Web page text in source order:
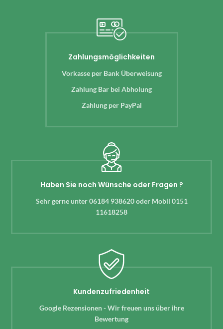
Zahlungsmöglichkeiten
Vorkasse per Bank Überweisung
Zahlung Bar bei Abholung
Zahlung per PayPal
Haben Sie noch Wünsche oder Fragen ?
Sehr gerne unter 06184 938620 oder Mobil 0151
11618258
Kundenzufriedenheit
Google Rezensionen - Wir freuen uns über ihre
Bewertung